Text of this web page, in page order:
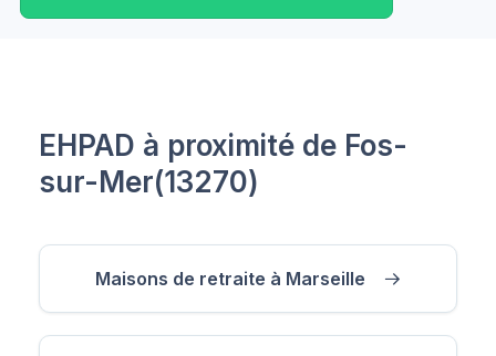
EHPAD à proximité de Fos-
sur-Mer(13270)
Maisons de retraite à Marseille